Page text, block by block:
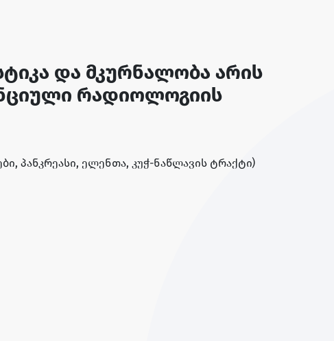
და მკურნალობა არის
რადიოლოგიის
პანკრეასი, ელენთა, კუჭ-ნაწლავის ტრაქტი)